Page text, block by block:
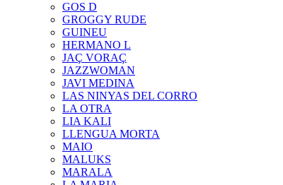
GOS D
GROGGY RUDE
GUINEU
HERMANO L
JAÇ VORAÇ
JAZZWOMAN
JAVI MEDINA
LAS NINYAS DEL CORRO
LA OTRA
LIA KALI
LLENGUA MORTA
MAIO
MALUKS
MARALA